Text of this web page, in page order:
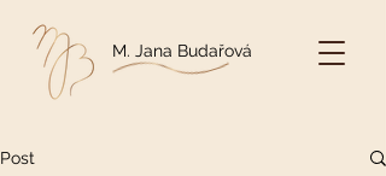
M. Jana Budařová
Post